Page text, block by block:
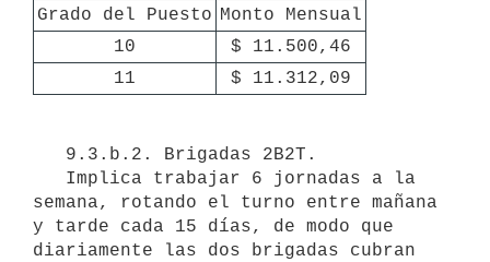
Grado del Puesto Monto Mensual
10
$ 11.500,46
11
$ 11.312,09
semana, rotando el turno entre mañana
y tarde cada 15 días, de modo que
diariamente las dos brigadas cubran